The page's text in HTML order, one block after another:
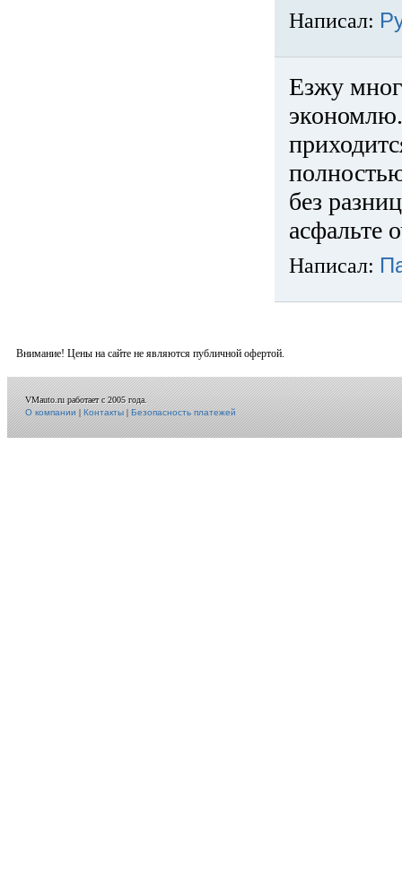
Написал:
Езжу
без
асфальте
Написал:
Внимание! Цены на сайте не являются публичной офертой.
VMauto.ru работает с 2005 года.
О компании|Контакты|Безопасность платежей